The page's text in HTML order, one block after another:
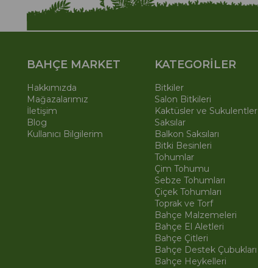
BAHÇE MARKET
Hakkımızda
Mağazalarımız
İletişim
Blog
Kullanıcı Bilgilerim
KATEGORİLER
Bitkiler
Salon Bitkileri
Kaktüsler ve Sukulentler
Saksılar
Balkon Saksıları
Bitki Besinleri
Tohumlar
Çim Tohumu
Sebze Tohumları
Çiçek Tohumları
Toprak ve Torf
Bahçe Malzemeleri
Bahçe El Aletleri
Bahçe Çitleri
Bahçe Destek Çubukları
Bahçe Heykelleri